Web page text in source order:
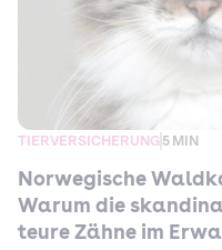
TIERVERSICHERUNG 5 MIN
Norwegische
Warum die
teure Zähne im